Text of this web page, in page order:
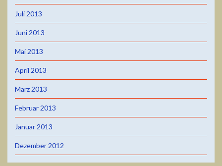
Juli 2013
Juni 2013
Mai 2013
April 2013
März 2013
Februar 2013
Januar 2013
Dezember 2012